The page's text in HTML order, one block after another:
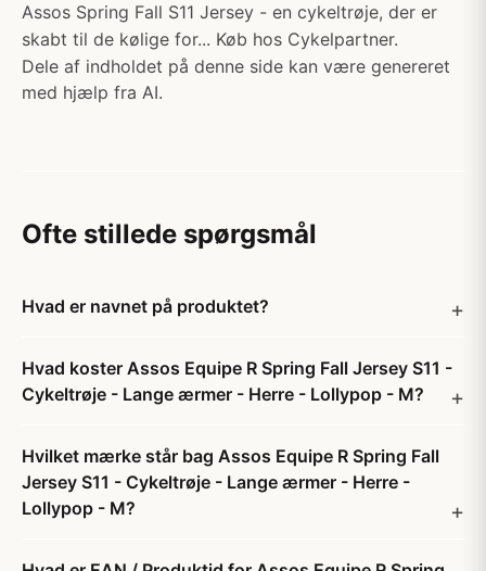
Assos Spring Fall S11 Jersey - en cykeltrøje, der er
skabt til de kølige for... Køb hos Cykelpartner.
Dele af indholdet på denne side kan være genereret
med hjælp fra AI.
Ofte stillede spørgsmål
Hvad er navnet på produktet?
Hvad koster Assos Equipe R Spring Fall Jersey S11 -
Cykeltrøje - Lange ærmer - Herre - Lollypop - M?
Hvilket mærke står bag Assos Equipe R Spring Fall
Jersey S11 - Cykeltrøje - Lange ærmer - Herre -
Lollypop - M?